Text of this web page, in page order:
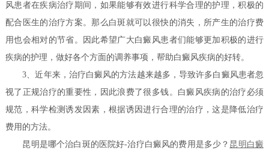
风患者在疾病治疗期间，如果能够有效进行科学合理的护理，积极的
配合医生的治疗方案。那么白斑就可以很快的消失，所产生的治疗费
用也会相对的节省。因此希望广大白癜风患者们能够更加积极的进行
疾病的护理，做好各个方面的调养事项，帮助白癜风疾病的好转。
3、近年来，治疗白癜风的方法越来越多，导致许多白癜风患者忽
视了正规治疗的重要性，因此浪费了很多钱。白癜风疾病的治疗必须
规范，科学检测诱发因素，根据诱因进行合理的治疗，这是降低治疗
费用的方法。
昆明是哪个治白斑的医院好-治疗白癜风的费用是多少？ 昆明白癜